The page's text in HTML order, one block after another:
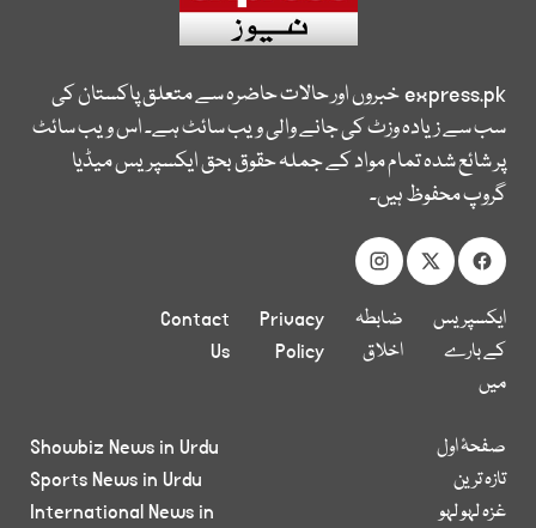
express.pkخبروں اور حالات حاضرہ سے متعلق پاکستان کی
سب سے زیادہ وزٹ کی جانے والی ویب سائٹ ہے۔ اس ویب سائٹ
پر شائع شدہ تمام مواد کے جملہ حقوق بحق ایکسپریس میڈیا
گروپ محفوظ ہیں۔
ایکسپریس
کے بارے
میں
ضابطہ
اخلاق
Privacy
Policy
Contact
Us
صفحۂ اول
تازہ ترین
غزہ لہو لہو
Showbiz News in Urdu
Sports News in Urdu
International News in